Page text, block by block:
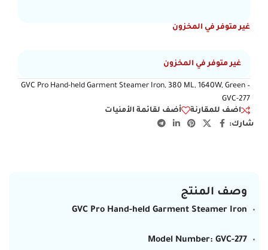
غير متوفر في المخزون
غير متوفر في المخزون
GVC Pro Hand-held Garment Steamer Iron, 380 ML, 1640W, Green –
GVC-277
اضف للمقارنة
أضف لقائمة الأمنيات
شارك:
وصف المنتج
GVC Pro Hand-held Garment Steamer Iron
Model Number: GVC-277